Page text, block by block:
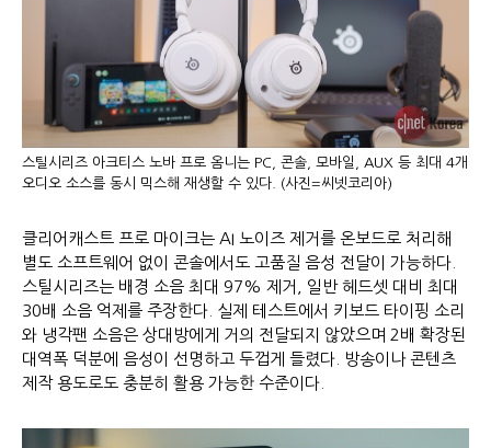
스틸시리즈 아크티스 노바 프로 옴니는 PC, 콘솔, 모바일, AUX 등 최대 4개
오디오 소스를 동시 믹스해 재생할 수 있다. (사진=씨넷코리아)
클리어캐스트 프로 마이크는 AI 노이즈 제거를 온보드로 처리해
별도 소프트웨어 없이 콘솔에서도 고품질 음성 전달이 가능하다.
스틸시리즈는 배경 소음 최대 97% 제거, 일반 헤드셋 대비 최대
30배 소음 억제를 주장한다. 실제 테스트에서 키보드 타이핑 소리
와 냉각팬 소음은 상대방에게 거의 전달되지 않았으며 2배 확장된
대역폭 덕분에 음성이 선명하고 두껍게 들렸다. 방송이나 콘텐츠
제작 용도로도 충분히 활용 가능한 수준이다.